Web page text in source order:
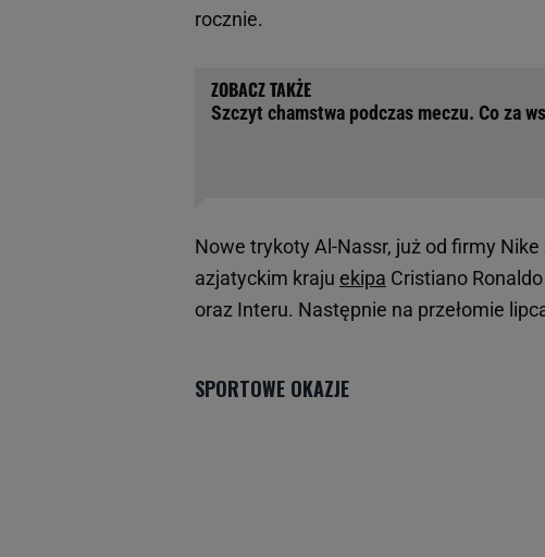
rocznie.
Szczyt chamstwa podczas meczu. Co za
Nowe trykoty Al-Nassr, już od firmy
azjatyckim kraju ekipa Cristiano
oraz Interu. Następnie na przełomie